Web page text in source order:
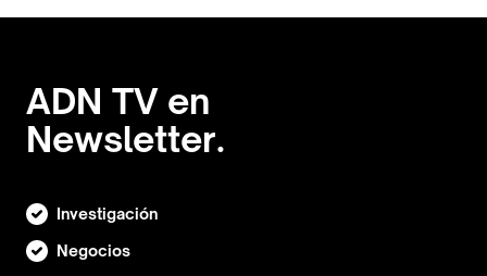
ADN TV en
Newsletter.
Investigación
Negocios